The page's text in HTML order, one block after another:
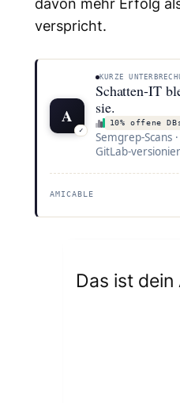
verspricht.
A
✓
KURZE
Schatten-IT
sie.
10% offene
Semgrep-Scans
GitLab-
AMICABLE
Das ist dein